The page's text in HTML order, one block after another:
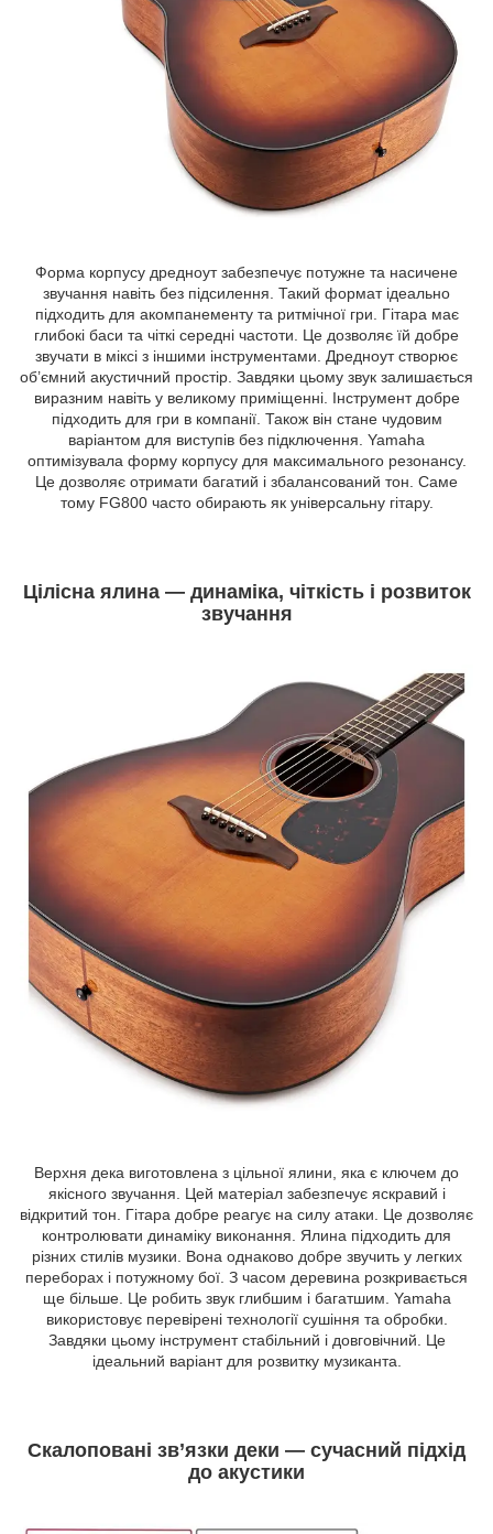
Форма корпусу дредноут забезпечує потужне та насичене
звучання навіть без підсилення. Такий формат ідеально
підходить для акомпанементу та ритмічної гри. Гітара має
глибокі баси та чіткі середні частоти. Це дозволяє їй добре
звучати в міксі з іншими інструментами. Дредноут створює
об’ємний акустичний простір. Завдяки цьому звук залишається
виразним навіть у великому приміщенні. Інструмент добре
підходить для гри в компанії. Також він стане чудовим
варіантом для виступів без підключення. Yamaha
оптимізувала форму корпусу для максимального резонансу.
Це дозволяє отримати багатий і збалансований тон. Саме
тому FG800 часто обирають як універсальну гітару.
Цілісна ялина — динаміка, чіткість і розвиток
звучання
Верхня дека виготовлена з цільної ялини, яка є ключем до
якісного звучання. Цей матеріал забезпечує яскравий і
відкритий тон. Гітара добре реагує на силу атаки. Це дозволяє
контролювати динаміку виконання. Ялина підходить для
різних стилів музики. Вона однаково добре звучить у легких
переборах і потужному бої. З часом деревина розкривається
ще більше. Це робить звук глибшим і багатшим. Yamaha
використовує перевірені технології сушіння та обробки.
Завдяки цьому інструмент стабільний і довговічний. Це
ідеальний варіант для розвитку музиканта.
Скалоповані зв’язки деки — сучасний підхід
до акустики